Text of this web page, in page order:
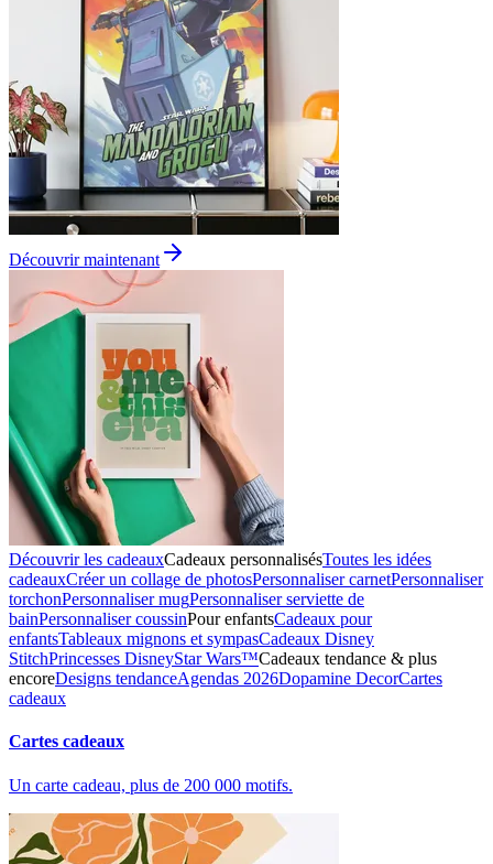
Découvrir maintenant
Découvrir les cadeauxCadeaux personnalisésToutes les idées
cadeauxCréer un collage de photosPersonnaliser carnetPersonnaliser
torchonPersonnaliser mugPersonnaliser serviette de
bainPersonnaliser coussinPour enfantsCadeaux pour
enfantsTableaux mignons et sympasCadeaux Disney
StitchPrincesses DisneyStar Wars™Cadeaux tendance & plus
encoreDesigns tendanceAgendas 2026Dopamine DecorCartes
cadeaux
Cartes cadeaux
Un carte cadeau, plus de 200 000 motifs.